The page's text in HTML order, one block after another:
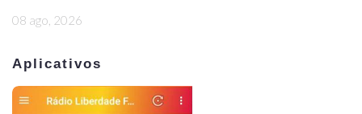
08 ago, 2026
Aplicativos